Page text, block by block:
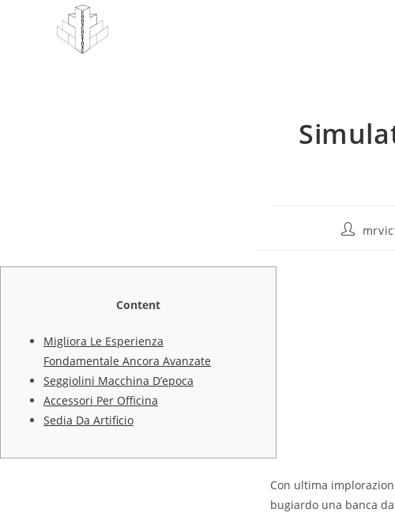
Post
Content
Migliora Le Esperienza
Fondamentale Ancora Avanzate
Seggiolini Macchina D’epoca
Accessori Per Officina
Sedia Da Artificio
Con ultima
bugiardo una banca